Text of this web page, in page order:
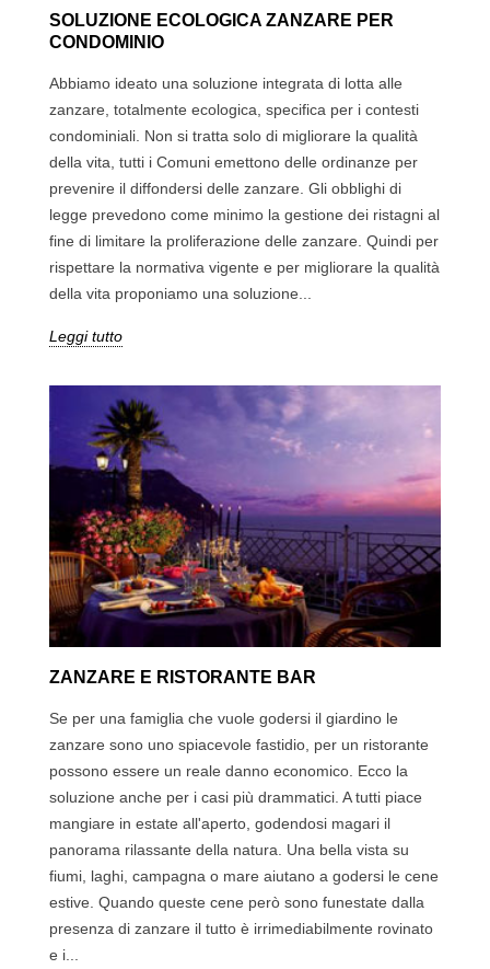
SOLUZIONE ECOLOGICA ZANZARE PER
CONDOMINIO
Abbiamo ideato una soluzione integrata di lotta alle
zanzare, totalmente ecologica, specifica per i contesti
condominiali. Non si tratta solo di migliorare la qualità
della vita, tutti i Comuni emettono delle ordinanze per
prevenire il diffondersi delle zanzare. Gli obblighi di
legge prevedono come minimo la gestione dei ristagni al
fine di limitare la proliferazione delle zanzare. Quindi per
rispettare la normativa vigente e per migliorare la qualità
della vita proponiamo una soluzione...
Leggi tutto
ZANZARE E RISTORANTE BAR
Se per una famiglia che vuole godersi il giardino le
zanzare sono uno spiacevole fastidio, per un ristorante
possono essere un reale danno economico. Ecco la
soluzione anche per i casi più drammatici. A tutti piace
mangiare in estate all'aperto, godendosi magari il
panorama rilassante della natura. Una bella vista su
fiumi, laghi, campagna o mare aiutano a godersi le cene
estive. Quando queste cene però sono funestate dalla
presenza di zanzare il tutto è irrimediabilmente rovinato
e i...